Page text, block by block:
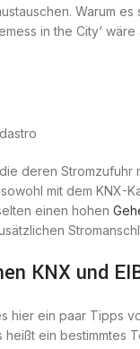
Warum
in the City‘
deren
mit dem KNX-
einen hohen
KNX und
hier ein paar Tipps
ein bestimmtes